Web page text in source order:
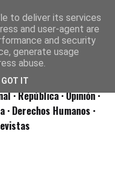
· República· Opinión·
· Derechos Humanos ·
to deliver its services
and user-agent are
and security
generate usage
abuse.
GOT IT